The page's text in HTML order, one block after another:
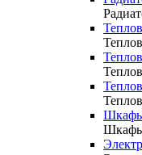
Шкафы
Шкафы